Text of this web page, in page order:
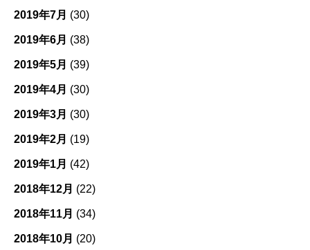
2019年7月 (30)
2019年6月 (38)
2019年5月 (39)
2019年4月 (30)
2019年3月 (30)
2019年2月 (19)
2019年1月 (42)
2018年12月 (22)
2018年11月 (34)
2018年10月 (20)